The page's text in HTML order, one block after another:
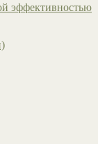
эффективностью